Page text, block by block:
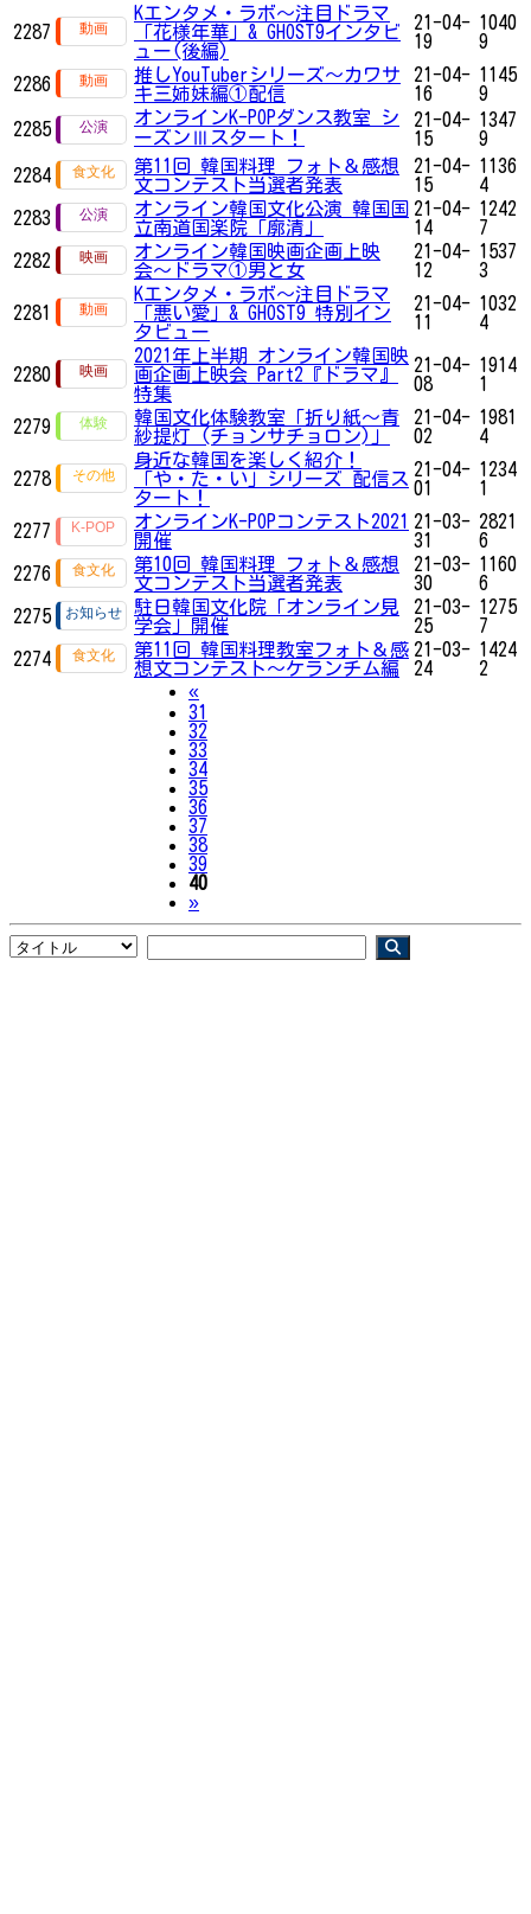
2287
Kエンタメ・ラボ～注目ドラマ
「花様年華」& GHOST9インタビ
ュー(後編)
21-04-
19
1040
9
2286
推しYouTuberシリーズ〜カワサ
キ三姉妹編①配信
21-04-
16
1145
9
2285
オンラインK-POPダンス教室 シ
ーズンⅢスタート！
21-04-
15
1347
9
2284
第11回 韓国料理 フォト＆感想
文コンテスト当選者発表
21-04-
15
1136
4
2283
オンライン韓国文化公演 韓国国
立南道国楽院「廓清」
21-04-
14
1242
7
2282
オンライン韓国映画企画上映
会〜ドラマ①男と女
21-04-
12
1537
3
2281
Kエンタメ・ラボ～注目ドラマ
「悪い愛」& GHOST9 特別イン
タビュー
21-04-
11
1032
4
2280
2021年上半期 オンライン韓国映
画企画上映会 Part2『ドラマ』
特集
21-04-
08
1914
1
2279
韓国文化体験教室「折り紙〜青
紗提灯 (チョンサチョロン)」
21-04-
02
1981
4
2278
身近な韓国を楽しく紹介！
「や・た・い」シリーズ 配信ス
タート！
21-04-
01
1234
1
2277
オンラインK-POPコンテスト2021
開催
21-03-
31
2821
6
2276
第10回 韓国料理 フォト＆感想
文コンテスト当選者発表
21-03-
30
1160
6
2275
駐日韓国文化院「オンライン見
学会」開催
21-03-
25
1275
7
2274
第11回 韓国料理教室フォト＆感
想文コンテスト～ケランチム編
21-03-
24
1424
2
«Previous
31
32
33
34
35
36
37
38
39
40
»Next